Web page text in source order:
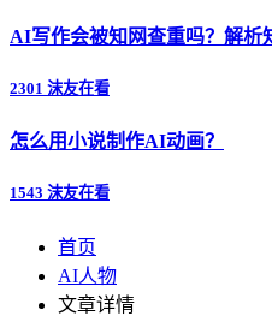
AI写作会被知网查重吗？解析
2301 沫友在看
怎么用小说制作AI动画？
1543 沫友在看
首页
AI人物
文章详情